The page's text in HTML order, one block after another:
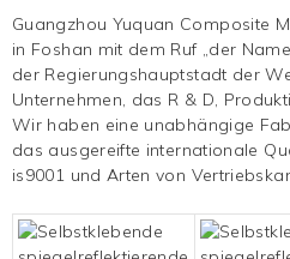
Guangzhou Yuquan Composite
in Foshan mit dem Ruf „der
der Regierungshauptstadt der
Unternehmen, das R & D,
Wir haben eine unabhängige
das ausgereifte internationale
is9001 und Arten von